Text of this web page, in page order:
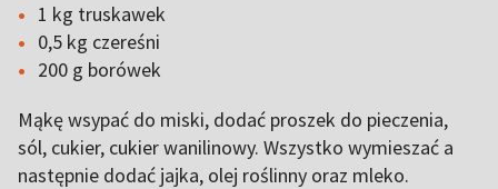
1 kg truskawek
0,5 kg czereśni
200 g borówek
Mąkę wsypać do miski, dodać proszek do pieczenia,
sól, cukier, cukier wanilinowy. Wszystko wymieszać a
następnie dodać jajka, olej roślinny oraz mleko.